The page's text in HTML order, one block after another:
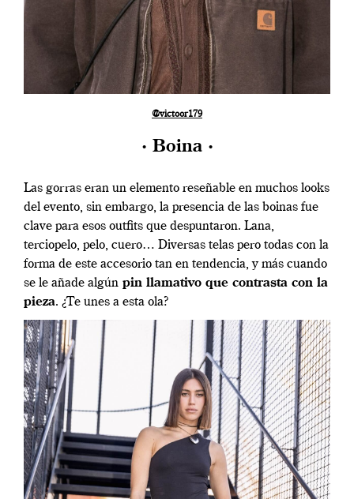
@victoor179
· Boina ·
Las gorras eran un elemento reseñable en muchos looks
del evento, sin embargo, la presencia de las boinas fue
clave para esos outfits que despuntaron. Lana,
terciopelo, pelo, cuero… Diversas telas pero todas con la
forma de este accesorio tan en tendencia, y más cuando
se le añade algún pin llamativo que contrasta con la
pieza. ¿Te unes a esta ola?